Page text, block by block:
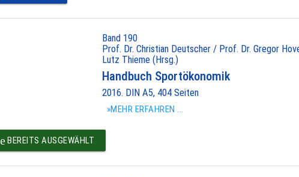
Band 190
Prof. Dr. Christian Deutscher / Prof. Dr. Gregor
Lutz Thieme (Hrsg.)
Handbuch Sportökonomik
2016. DIN A5, 404 Seiten
»MEHR ERFAHREN ...
BEREITS AUSGEWÄHLT